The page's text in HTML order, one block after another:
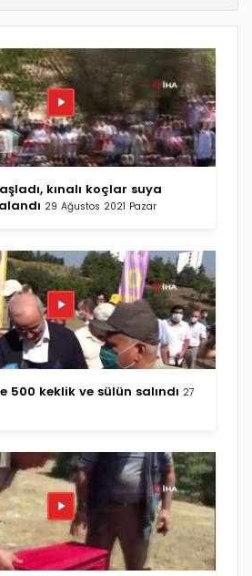
kınalı koçlar suya
29 Ağustos 2021 Pazar
500 keklik ve sülün salındı 27